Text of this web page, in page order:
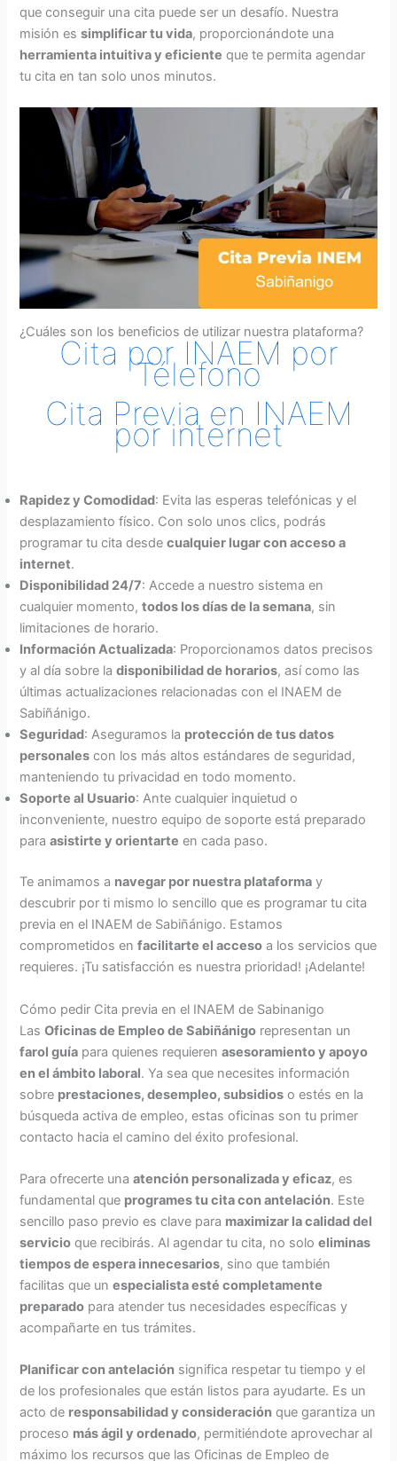
que conseguir una cita puede ser un desafío. Nuestra
misión essimplificar tu vida, proporcionándote una
herramienta intuitiva y eficiente que te permita agendar
tu cita en tan solo unos minutos.
¿Cuáles son los beneficios de utilizar nuestra plataforma?
Cita por INAEM por
Télefono
Cita Previa en INAEM
por internet
Rapidez y Comodidad: Evita las esperas telefónicas y el
desplazamiento físico. Con solo unos clics, podrás
programar tu cita desdecualquier lugar con acceso a
internet.
Disponibilidad 24/7: Accede a nuestro sistema en
cualquier momento,todos los días de la semana, sin
limitaciones de horario.
Información Actualizada: Proporcionamos datos precisos
y al día sobre ladisponibilidad de horarios, así como las
últimas actualizaciones relacionadas con el INAEM de
Sabiñánigo.
Seguridad: Aseguramos la protección de tus datos
personales con los más altos estándares de seguridad,
manteniendo tu privacidad en todo momento.
Soporte al Usuario: Ante cualquier inquietud o
inconveniente, nuestro equipo de soporte está preparado
paraasistirte y orientarte en cada paso.
Te animamos a navegar por nuestra plataforma y
descubrir por ti mismo lo sencillo que es programar tu cita
previa en el INAEM de Sabiñánigo. Estamos
comprometidos enfacilitarte el acceso a los servicios que
requieres. ¡Tu satisfacción es nuestra prioridad! ¡Adelante!
Cómo pedir Cita previa en el INAEM de Sabinanigo
LasOficinas de Empleo de Sabiñánigo representan un
farol guía para quienes requierenasesoramiento y apoyo
en el ámbito laboral. Ya sea que necesites información
sobre prestaciones, desempleo, subsidios o estés en la
búsqueda activa de empleo, estas oficinas son tu primer
contacto hacia el camino del éxito profesional.
Para ofrecerte unaatención personalizada y eficaz, es
fundamental que programes tu cita con antelación. Este
sencillo paso previo es clave para maximizar la calidad del
servicio que recibirás. Al agendar tu cita, no soloeliminas
tiempos de espera innecesarios, sino que también
facilitas que unespecialista esté completamente
preparado para atender tus necesidades específicas y
acompañarte en tus trámites.
Planificar con antelación significa respetar tu tiempo y el
de los profesionales que están listos para ayudarte. Es un
acto de responsabilidad y consideración que garantiza un
proceso más ágil y ordenado, permitiéndote aprovechar al
máximo los recursos que las Oficinas de Empleo de